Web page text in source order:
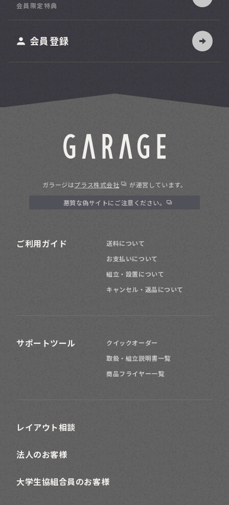
会員限定特典
会員登録
ガラージはプラス株式会社 が運営しています。
悪質な偽サイトにご注意ください。
ご利用ガイド
送料について
お支払いについて
組立・設置について
キャンセル・返品について
サポートツール
クイックオーダー
取扱・組立説明書一覧
商品フライヤー一覧
レイアウト相談
法人のお客様
大学生協組合員のお客様